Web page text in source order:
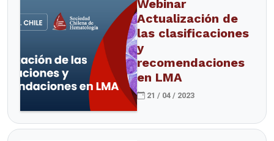
Webinar
Actualización de
las clasificaciones
y
recomendaciones
en LMA
21 / 04 / 2023